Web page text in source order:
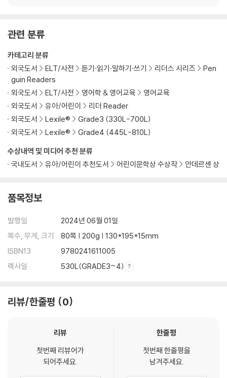
관련 분류
수상내역 및 미디어 추천 분류
국내도서
유아/어린이 추천도서 어린이문학상 수상작 안데르센 상
카테고리 분류
외국도서
ELT/사전 듣기·읽기·말하기·쓰기 리더스 시리즈
Pen
guin Readers
외국도서
ELT/사전 영어학 & 영어교육
영어교육
외국도서
유아/어린이
리더 Reader
외국도서
Lexile®
Grade3 (330L-700L)
외국도서
Lexile® Grade4 (445L-810L)
품목정보
발행일
2024년 06월 01일
쪽수, 무게, 크기
80쪽 | 200g | 130*195*15mm
ISBN13
9780241611005
렉사일
530L(GRADE3~4)
리뷰/한줄평 0
리뷰
첫번째 리뷰어가
되어주세요.
한줄평
첫번째 한줄평을
남겨주세요.